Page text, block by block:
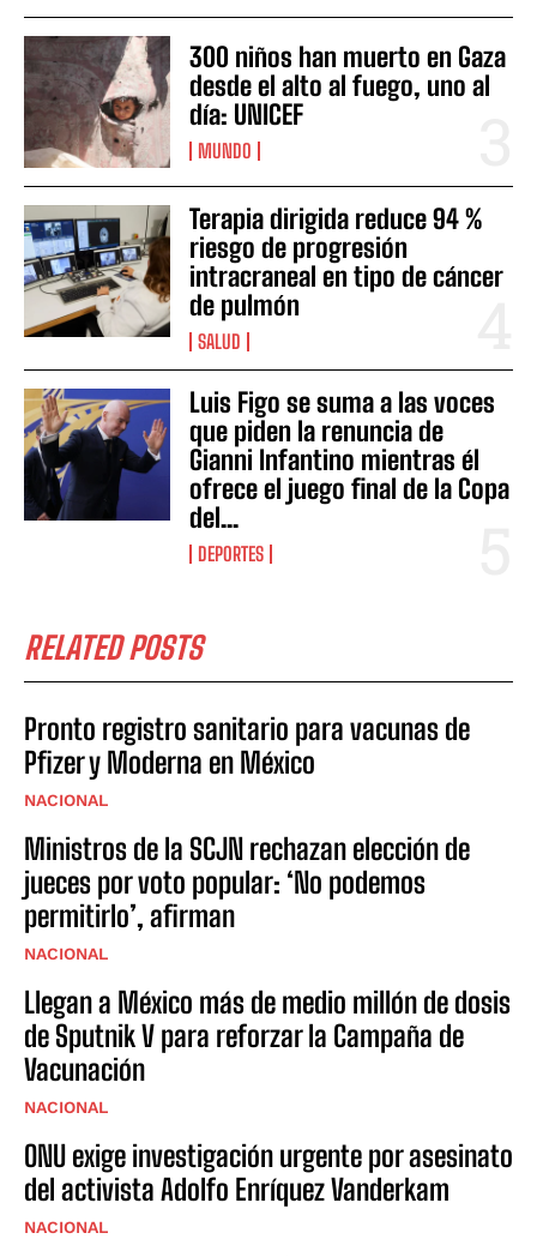
300 niños han muerto en Gaza
desde el alto al fuego, uno al
día: UNICEF
MUNDO
Terapia dirigida reduce 94 %
riesgo de progresión
intracraneal en tipo de cáncer
de pulmón
SALUD
Luis Figo se suma a las voces
que piden la renuncia de
Gianni Infantino mientras él
ofrece el juego final de la Copa
del...
DEPORTES
RELATED POSTS
Pronto registro sanitario para vacunas de
Pfizer y Moderna en México
NACIONAL
Ministros de la SCJN rechazan elección de
jueces por voto popular: ‘No podemos
permitirlo’, afirman
NACIONAL
Llegan a México más de medio millón de dosis
de Sputnik V para reforzar la Campaña de
Vacunación
NACIONAL
ONU exige investigación urgente por asesinato
del activista Adolfo Enríquez Vanderkam
NACIONAL